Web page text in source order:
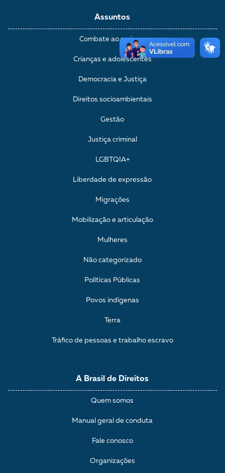
A Brasil de Direitos
Quem somos
Manual geral de conduta
Fale conosco
Organizações
Assuntos
Combate ao racismo
Crianças e adolescentes
Democracia e Justiça
Direitos socioambientais
Gestão
Justiça criminal
LGBTQIA+
Liberdade de expressão
Migrações
Mobilização e articulação
Mulheres
Não categorizado
Políticas Públicas
Povos indígenas
Terra
Tráfico de pessoas e trabalho escravo